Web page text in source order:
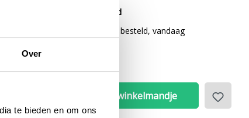
Over
te bieden en om ons
Op voorraad
Voor 12 uur besteld, vandaag
In winkelmandje